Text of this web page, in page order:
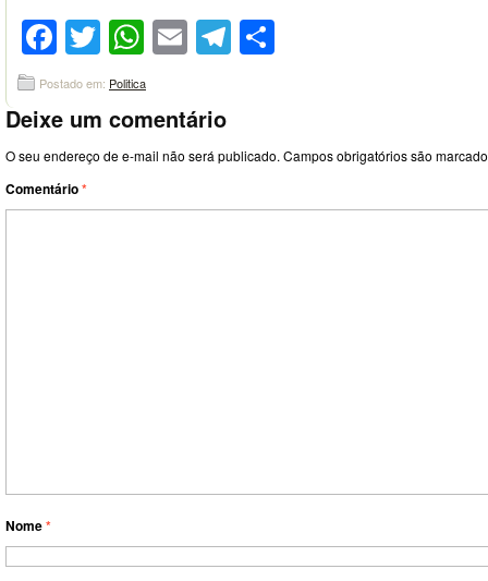
Facebook
Twitter
WhatsApp
EmailTelegram
Postado em: Politica
Deixe um comentário
O seu endereço de e-mail não será publicado. Campos obrigatórios são
Comentário*
Nome*